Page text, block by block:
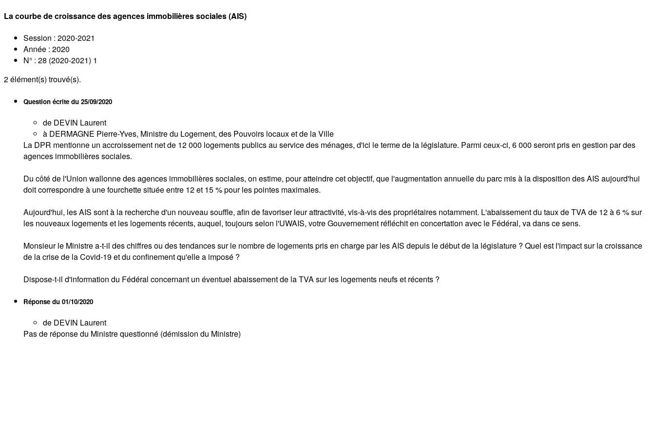
La courbe de croissance des agences immobilières sociales (AIS)
Session : 2020-2021
Année : 2020
N° : 28 (2020-2021) 1
2élément(s) trouvé(s).
Question écrite du 25/09/2020
de DEVIN Laurent
à DERMAGNE Pierre-Yves, Ministre du Logement, des Pouvoirs locaux et de la Ville
La DPR mentionne un accroissement net de 12 000 logements publics au service des ménages, d'ici le terme de la législature. Parmi ceux-ci, 6 000 seront pris en gestion par des
agences immobilières sociales.
Du côté de l'Union wallonne des agences immobilières sociales, on estime, pour atteindre cet objectif, que l'augmentation annuelle du parc mis à la disposition des AIS aujourd'hui
doit correspondre à une fourchette située entre 12 et 15 % pour les pointes maximales.
Aujourd'hui, les AIS sont à la recherche d'un nouveau souffle, afin de favoriser leur attractivité, vis-à-vis des propriétaires notamment. L'abaissement du taux de TVA de 12 à 6 % sur
les nouveaux logements et les logements récents, auquel, toujours selon l'UWAIS, votre Gouvernement réfléchit en concertation avec le Fédéral, va dans ce sens.
Monsieur le Ministre a-t-il des chiffres ou des tendances sur le nombre de logements pris en charge par les AIS depuis le début de la législature ? Quel est l'impact sur la croissance
de la crise de la Covid-19 et du confinement qu'elle a imposé ?
Dispose-t-il d'information du Fédéral concernant un éventuel abaissement de la TVA sur les logements neufs et récents ?
Réponse du 01/10/2020
de DEVIN Laurent
Pas de réponse du Ministre questionné (démission du Ministre)